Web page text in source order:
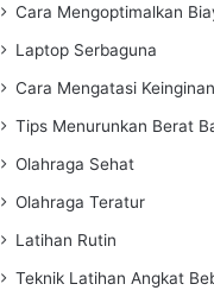
Cara Mengoptimalkan
Laptop Serbaguna
Cara Mengatasi
Tips Menurunkan Berat
Olahraga Sehat
Olahraga Teratur
Latihan Rutin
Teknik Latihan Angkat